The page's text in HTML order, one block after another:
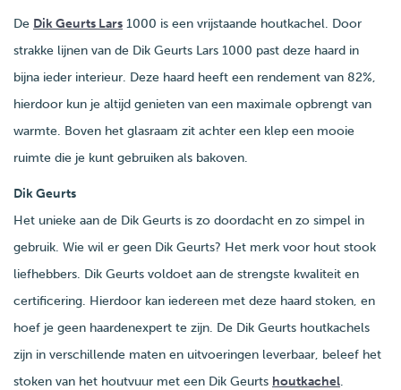
De Dik Geurts Lars 1000 is een vrijstaande houtkachel. Door
strakke lijnen van de Dik Geurts Lars 1000 past deze haard in
bijna ieder interieur. Deze haard heeft een rendement van 82%,
hierdoor kun je altijd genieten van een maximale opbrengt van
warmte. Boven het glasraam zit achter een klep een mooie
ruimte die je kunt gebruiken als bakoven.
Dik Geurts
Het unieke aan de Dik Geurts is zo doordacht en zo simpel in
gebruik. Wie wil er geen Dik Geurts? Het merk voor hout stook
liefhebbers. Dik Geurts voldoet aan de strengste kwaliteit en
certificering. Hierdoor kan iedereen met deze haard stoken, en
hoef je geen haardenexpert te zijn. De Dik Geurts houtkachels
zijn in verschillende maten en uitvoeringen leverbaar, beleef het
stoken van het houtvuur met een Dik Geurts houtkachel.